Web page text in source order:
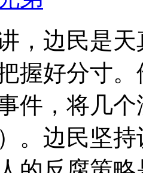
，边民是
握好分寸
件，将几
。边民坚